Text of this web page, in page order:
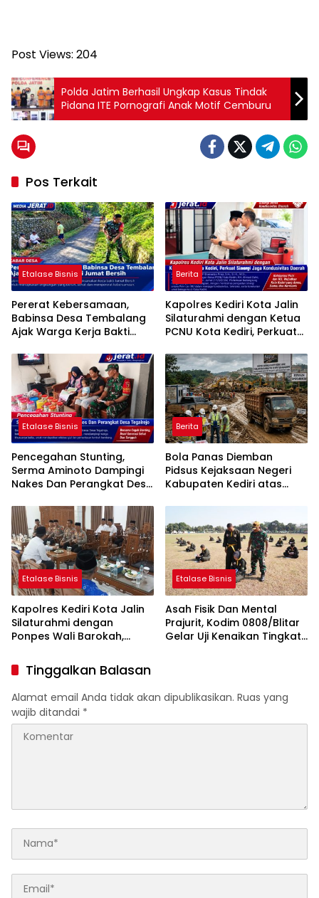
Post Views: 204
Polda Jatim Berhasil Ungkap Kasus Tindak
Pidana ITE Pornografi Anak Motif Cemburu
Pos Terkait
Etalase Bisnis
Pererat Kebersamaan,
Babinsa Desa Tembalang
Ajak Warga Kerja Bakti
Berita
Kapolres Kediri Kota Jalin
Silaturahmi dengan Ketua
PCNU Kota Kediri, Perkuat
Daerah
Etalase Bisnis
Pencegahan Stunting,
Serma Aminoto Dampingi
Nakes Dan Perangkat Desa
Berita
Bola Panas Diemban
Pidsus Kejaksaan Negeri
Kabupaten Kediri atas
Penggunaan Material
Ilegal Proyek Tol Kediri
Oleh PT. HASTARI JAYA
SENTOSA
Etalase Bisnis
Kapolres Kediri Kota Jalin
Silaturahmi dengan
Ponpes Wali Barokah,
Ulama
Etalase Bisnis
Asah Fisik Dan Mental
Prajurit, Kodim 0808/Blitar
Gelar Uji Kenaikan Tingkat
Tinggalkan Balasan
Alamat email Anda tidak akan dipublikasikan. Ruas yang
wajib ditandai *